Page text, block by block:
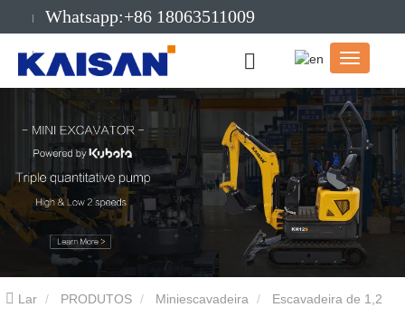
Whatsapp:+86 18063511009
E-mail:info@kaisanmachinery.com
Lar PRODUTOS Miniescavadeira Escavadeira de 1,2